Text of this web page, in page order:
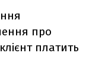
про
платить